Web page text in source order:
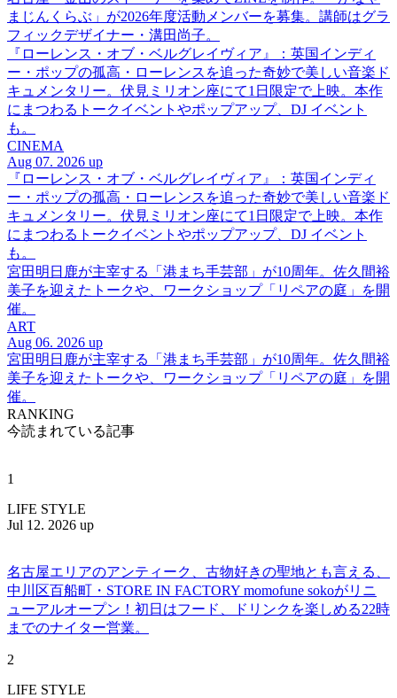
まじんくらぶ」が2026年度活動メンバーを募集。講師はグラ
フィックデザイナー・溝田尚子。
『ローレンス・オブ・ベルグレイヴィア』：英国インディ
ー・ポップの孤高・ローレンスを追った奇妙で美しい音楽ド
キュメンタリー。伏見ミリオン座にて1日限定で上映。本作
にまつわるトークイベントやポップアップ、DJ イベント
も。
CINEMA
Aug 07. 2026 up
『ローレンス・オブ・ベルグレイヴィア』：英国インディ
ー・ポップの孤高・ローレンスを追った奇妙で美しい音楽ド
キュメンタリー。伏見ミリオン座にて1日限定で上映。本作
にまつわるトークイベントやポップアップ、DJ イベント
も。
宮田明日鹿が主宰する「港まち手芸部」が10周年。佐久間裕
美子を迎えたトークや、ワークショップ「リペアの庭」を開
催。
ART
Aug 06. 2026 up
宮田明日鹿が主宰する「港まち手芸部」が10周年。佐久間裕
美子を迎えたトークや、ワークショップ「リペアの庭」を開
催。
RANKING
今読まれている記事
1
LIFE STYLE
Jul 12. 2026 up
名古屋エリアのアンティーク、古物好きの聖地とも言える、
中川区百船町・STORE IN FACTORY momofune sokoがリニ
ューアルオープン！初日はフード、ドリンクを楽しめる22時
までのナイター営業。
2
LIFE STYLE